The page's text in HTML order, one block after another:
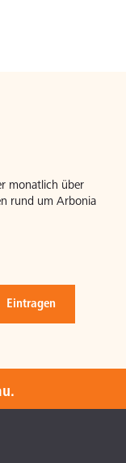
monatlich über
rund um Arbonia
Eintragen